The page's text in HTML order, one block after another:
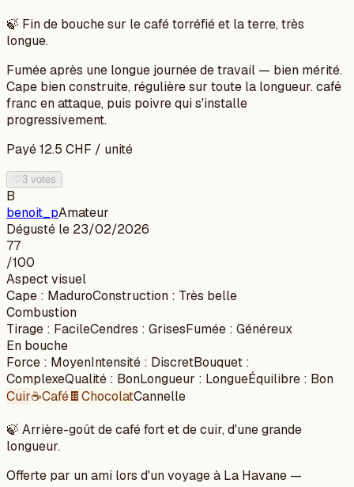
🍃 Fin de bouche sur le café torréfié et la terre, très
longue.
Fumée après une longue journée de travail — bien mérité.
Cape bien construite, régulière sur toute la longueur. café
franc en attaque, puis poivre qui s'installe
progressivement.
Payé12.5 CHF / unité
♡ 3 votes
B
benoit_pAmateur
Dégusté le 23/02/2026
77
/100
Aspect visuel
Cape : MaduroConstruction : Très belle
Combustion
Tirage : FacileCendres : GrisesFumée : Généreux
En bouche
Force : MoyenIntensité : DiscretBouquet :
ComplexeQualité : BonLongueur : LongueÉquilibre : Bon
Cuir☕Café🍫ChocolatCannelle
🍃 Arrière-goût de café fort et de cuir, d'une grande
longueur.
Offerte par un ami lors d'un voyage à La Havane —